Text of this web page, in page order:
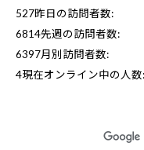
527昨日の訪問者数:
6814先週の訪問者数:
6397月別訪問者数:
4現在オンライン中の人数: